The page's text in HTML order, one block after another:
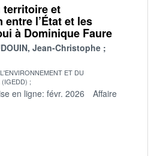
territoire et
l’État et les
à Dominique Faure
Jean-Christophe
ET DU
(IGEDD)
en ligne: févr. 2026
Affaire